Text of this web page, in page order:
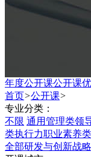
年度公开课公开课
首页>公开课>
专业分类：
不限 通用管理类领
类执行力职业素养类
全部研发与创新战略